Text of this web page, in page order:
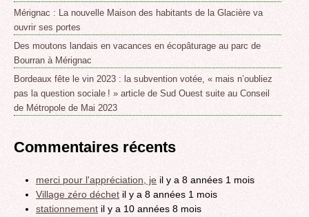
Mérignac : La nouvelle Maison des habitants de la Glacière va
ouvrir ses portes
Des moutons landais en vacances en écopâturage au parc de
Bourran à Mérignac
Bordeaux fête le vin 2023 : la subvention votée, « mais n’oubliez
pas la question sociale ! » article de Sud Ouest suite au Conseil
de Métropole de Mai 2023
Commentaires récents
merci pour l'appréciation, je il y a 8 années 1 mois
Village zéro déchet il y a 8 années 1 mois
stationnement il y a 10 années 8 mois